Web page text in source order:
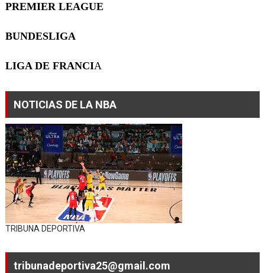
PREMIER LEAGUE
BUNDESLIGA
LIGA DE FRANCIA
NOTICIAS DE LA NBA
TRIBUNA DEPORTIVA
tribunadeportiva25@gmail.com